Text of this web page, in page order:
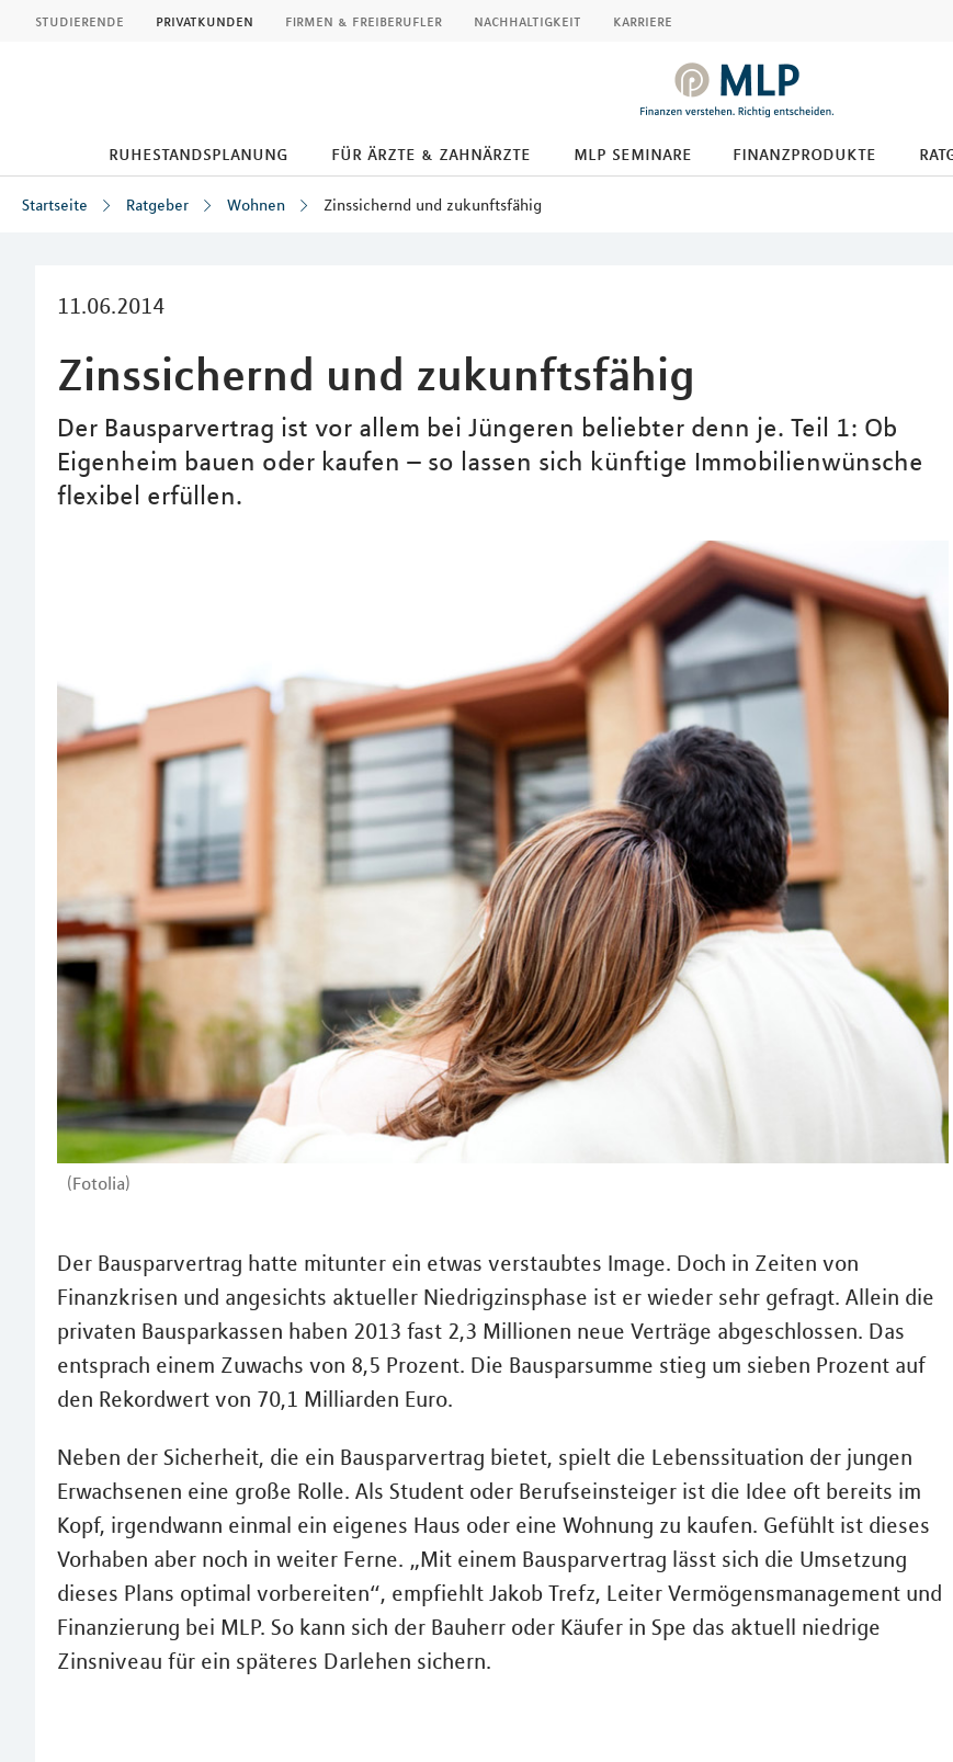
studierende privatkunden firmen & freiberufler nachhaltigkeit karriere
ruhestandsplanung für ärzte & zahnärzte mlp seminare finanzprodukte
Startseite Ratgeber Wohnen Zinssichernd und zukunftsfähig
11.06.2014
Zinssichernd und zukunftsfähig
Der Bausparvertrag ist vor allem bei Jüngeren beliebter denn je. Teil 1: Ob
Eigenheim bauen oder kaufen – so lassen sich künftige Immobilienwünsche
flexibel erfüllen.
(Fotolia)
Der Bausparvertrag hatte mitunter ein etwas verstaubtes Image. Doch in Zeiten von
Finanzkrisen und angesichts aktueller Niedrigzinsphase ist er wieder sehr gefragt. Allein die
privaten Bausparkassen haben 2013 fast 2,3 Millionen neue Verträge abgeschlossen. Das
entsprach einem Zuwachs von 8,5 Prozent. Die Bausparsumme stieg um sieben Prozent auf
den Rekordwert von 70,1 Milliarden Euro.
Neben der Sicherheit, die ein Bausparvertrag bietet, spielt die Lebenssituation der jungen
Erwachsenen eine große Rolle. Als Student oder Berufseinsteiger ist die Idee oft bereits im
Kopf, irgendwann einmal ein eigenes Haus oder eine Wohnung zu kaufen. Gefühlt ist dieses
Vorhaben aber noch in weiter Ferne. „Mit einem Bausparvertrag lässt sich die Umsetzung
dieses Plans optimal vorbereiten“, empfiehlt Jakob Trefz, Leiter Vermögensmanagement und
Finanzierung bei MLP. So kann sich der Bauherr oder Käufer in Spe das aktuell niedrige
Zinsniveau für ein späteres Darlehen sichern.